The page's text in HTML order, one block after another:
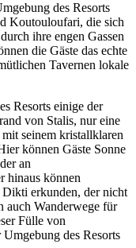
des Resorts
Koutouloufari, die sich
ihre engen Gassen
die Gäste das echte
Tavernen lokale
Resorts einige der
von Stalis, nur eine
seinem kristallklaren
können Gäste Sonne
an
hinaus können
Dikti erkunden, der nicht
auch Wanderwege für
Fülle von
des Resorts